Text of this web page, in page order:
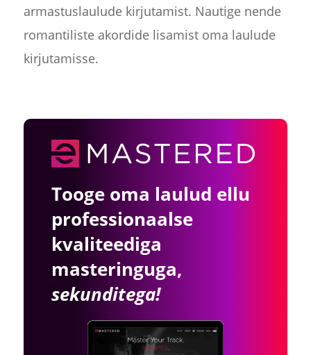
armastuslaulude kirjutamist. Nautige nende
romantiliste akordide lisamist oma laulude
kirjutamisse.
Tooge oma laulud ellu
professionaalse
kvaliteediga
masteringuga,
sekunditega!